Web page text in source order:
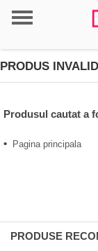
PRODUS INVALID
Produsul cautat a
• Pagina principala
PRODUSE